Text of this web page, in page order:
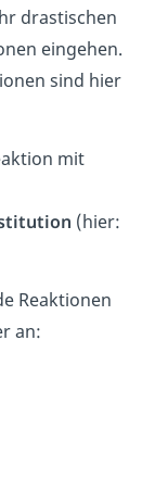
drastischen
eingehen.
sind hier
mit
(hier:
Reaktionen
an: